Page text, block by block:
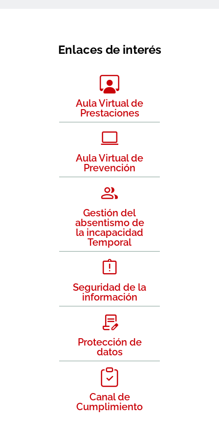
Enlaces de interés
Aula Virtual de
Prestaciones
Aula Virtual de
Prevención
Gestión del
absentismo de
la incapacidad
Temporal
Seguridad de la
información
Protección de
datos
Canal de
Cumplimiento